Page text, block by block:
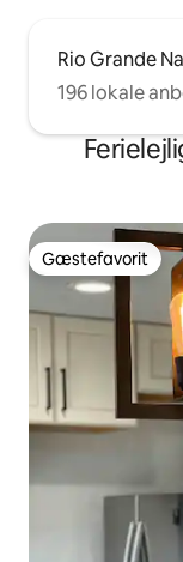
Rio Grande
196 lokale
Gæstefavorit
Gæstefavorit